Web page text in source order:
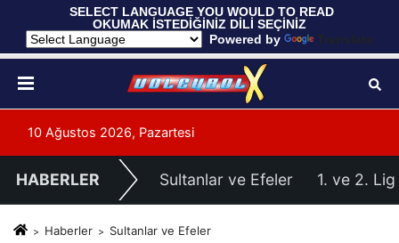
SELECT LANGUAGE YOU WOULD TO READ
OKUMAK İSTEDİĞİNİZ DİLİ SEÇİNİZ
Powered by
Translate
10 Ağustos 2026, Pazartesi
HABERLER Sultanlar ve Efeler 1. ve 2. Lig
Haberler Sultanlar ve Efeler